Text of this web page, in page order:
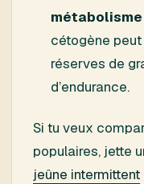
métabolisme
cétogène peut
réserves de
d’endurance.
Si tu veux
populaires, jette
jeûne intermittent